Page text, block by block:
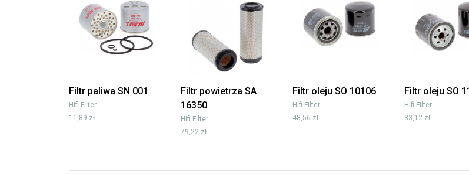
Filtr paliwa SN 001
Hifi Filter
11,89 zł
Filtr powietrza SA
16350
Hifi Filter
79,22 zł
Filtr oleju SO 10106
Hifi Filter
48,56 zł
Filtr oleju SO
Hifi Filter
33,12 zł